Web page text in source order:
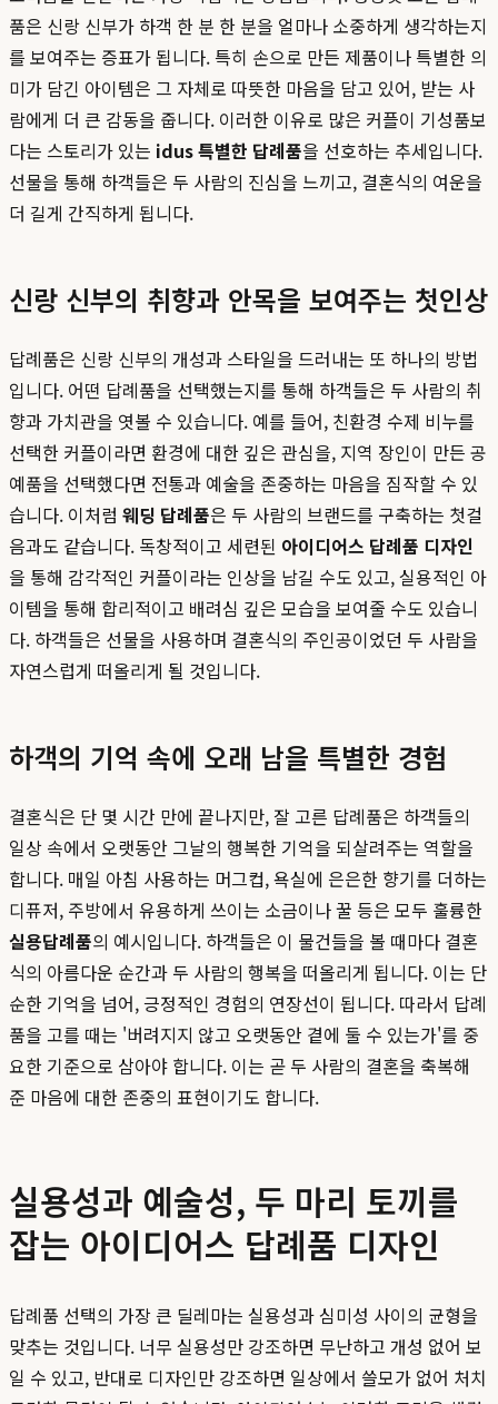
품은 신랑 신부가 하객 한 분 한 분을 얼마나 소중하게 생각하는지
를 보여주는 증표가 됩니다. 특히 손으로 만든 제품이나 특별한 의
미가 담긴 아이템은 그 자체로 따뜻한 마음을 담고 있어, 받는 사
람에게 더 큰 감동을 줍니다. 이러한 이유로 많은 커플이 기성품보
다는 스토리가 있는 idus 특별한 답례품을 선호하는 추세입니다.
선물을 통해 하객들은 두 사람의 진심을 느끼고, 결혼식의 여운을
더 길게 간직하게 됩니다.
신랑 신부의 취향과 안목을 보여주는 첫인상
답례품은 신랑 신부의 개성과 스타일을 드러내는 또 하나의 방법
입니다. 어떤 답례품을 선택했는지를 통해 하객들은 두 사람의 취
향과 가치관을 엿볼 수 있습니다. 예를 들어, 친환경 수제 비누를
선택한 커플이라면 환경에 대한 깊은 관심을, 지역 장인이 만든 공
예품을 선택했다면 전통과 예술을 존중하는 마음을 짐작할 수 있
습니다. 이처럼 웨딩 답례품은 두 사람의 브랜드를 구축하는 첫걸
음과도 같습니다. 독창적이고 세련된 아이디어스 답례품 디자인
을 통해 감각적인 커플이라는 인상을 남길 수도 있고, 실용적인 아
이템을 통해 합리적이고 배려심 깊은 모습을 보여줄 수도 있습니
다. 하객들은 선물을 사용하며 결혼식의 주인공이었던 두 사람을
자연스럽게 떠올리게 될 것입니다.
하객의 기억 속에 오래 남을 특별한 경험
결혼식은 단 몇 시간 만에 끝나지만, 잘 고른 답례품은 하객들의
일상 속에서 오랫동안 그날의 행복한 기억을 되살려주는 역할을
합니다. 매일 아침 사용하는 머그컵, 욕실에 은은한 향기를 더하는
디퓨저, 주방에서 유용하게 쓰이는 소금이나 꿀 등은 모두 훌륭한
실용답례품의 예시입니다. 하객들은 이 물건들을 볼 때마다 결혼
식의 아름다운 순간과 두 사람의 행복을 떠올리게 됩니다. 이는 단
순한 기억을 넘어, 긍정적인 경험의 연장선이 됩니다. 따라서 답례
품을 고를 때는 '버려지지 않고 오랫동안 곁에 둘 수 있는가'를 중
요한 기준으로 삼아야 합니다. 이는 곧 두 사람의 결혼을 축복해
준 마음에 대한 존중의 표현이기도 합니다.
실용성과 예술성, 두 마리 토끼를
잡는 아이디어스 답례품 디자인
답례품 선택의 가장 큰 딜레마는 실용성과 심미성 사이의 균형을
맞추는 것입니다. 너무 실용성만 강조하면 무난하고 개성 없어 보
일 수 있고, 반대로 디자인만 강조하면 일상에서 쓸모가 없어 처치